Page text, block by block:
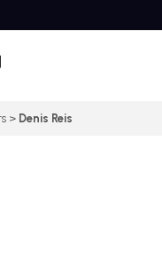
> Denis Reis